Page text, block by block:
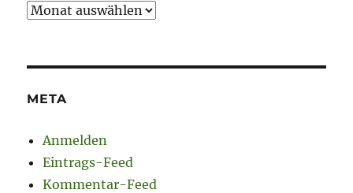
Archiv
META
Anmelden
Eintrags-Feed
Kommentar-Feed